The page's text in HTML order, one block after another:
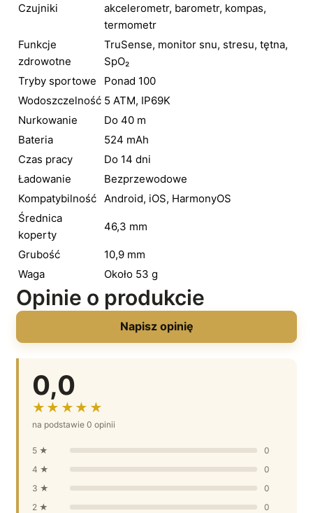
Czujniki
akcelerometr, barometr, kompas,
termometr
Funkcje
zdrowotne
TruSense, monitor snu, stresu, tętna,
SpO₂
Tryby sportowe
Ponad 100
Wodoszczelność 5 ATM, IP69K
Nurkowanie
Do 40 m
Bateria
524 mAh
Czas pracy
Do 14 dni
Ładowanie
Bezprzewodowe
Kompatybilność
Android, iOS, HarmonyOS
Średnica
koperty
46,3 mm
Grubość
10,9 mm
Waga
Około 53 g
Opinie o produkcie
Napisz opinię
0,0
★★★★★
na podstawie 0 opinii
5 ★
0
4 ★
0
3 ★
0
2 ★
0